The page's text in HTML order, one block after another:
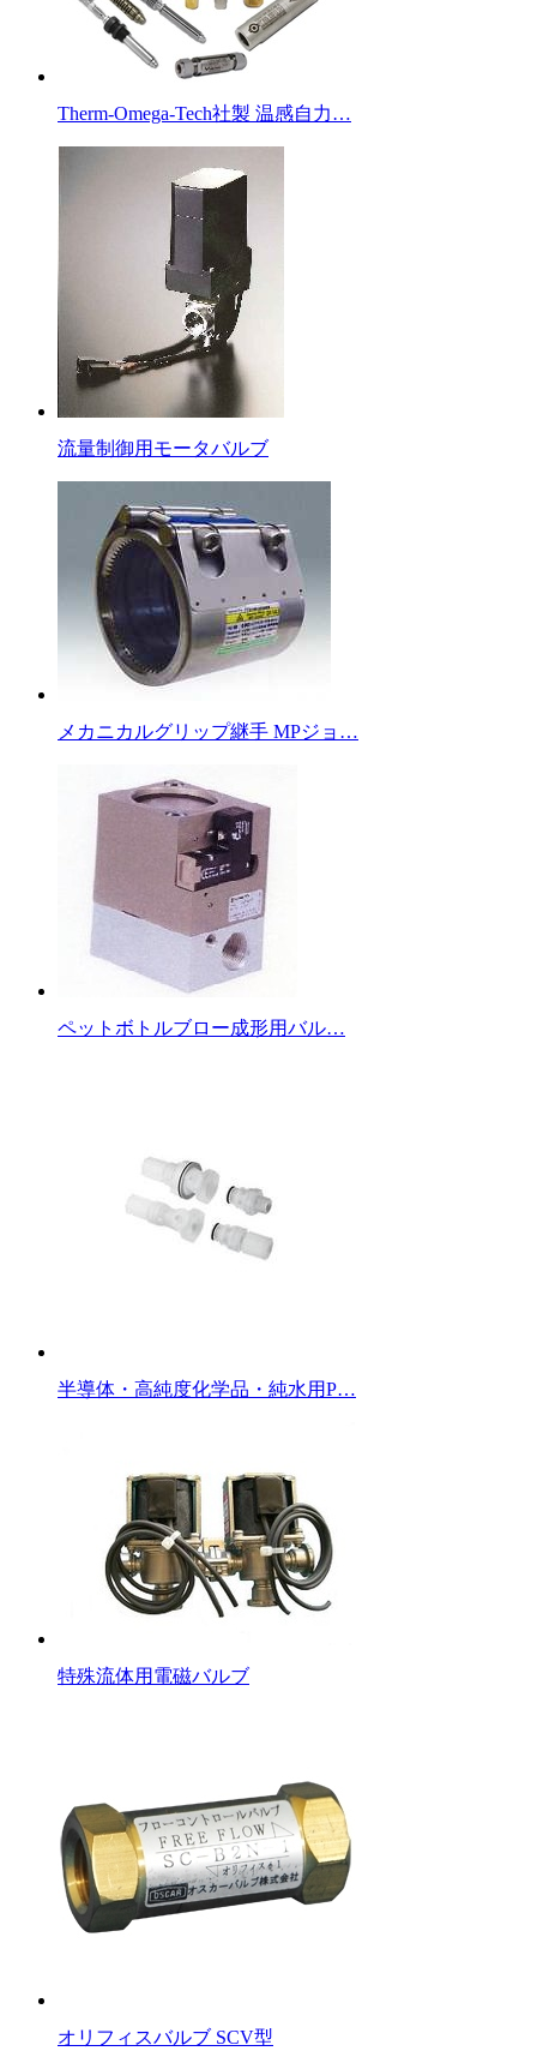
Therm-Omega-Tech社製 温感自力…
流量制御用モータバルブ
メカニカルグリップ継手 MPジョ…
ペットボトルブロー成形用バル…
半導体・高純度化学品・純水用P…
特殊流体用電磁バルブ
オリフィスバルブ SCV型